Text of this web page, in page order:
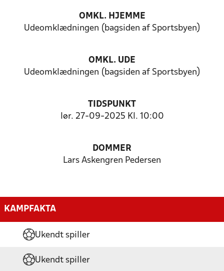
OMKL. HJEMME
Udeomklædningen (bagsiden af Sportsbyen)
OMKL. UDE
Udeomklædningen (bagsiden af Sportsbyen)
TIDSPUNKT
lør. 27-09-2025 Kl. 10:00
DOMMER
Lars Askengren Pedersen
KAMPFAKTA
Ukendt spiller
Ukendt spiller